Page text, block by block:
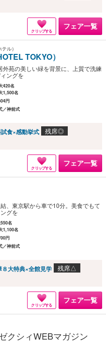
クリップする
フェア一覧
ル）
TOKYO）
外苑の美しい緑を背景に、上質で洗練
ングを
420名
1,500名
円
／神前式
食×感動挙式 残席◎
クリップする
フェア一覧
、東京駅から車で10分。美食でもて
グを
名
1,100名
円
／神前式
８大特典×全館見学 残席△
クリップする
フェア一覧
クシィWEBマガジン